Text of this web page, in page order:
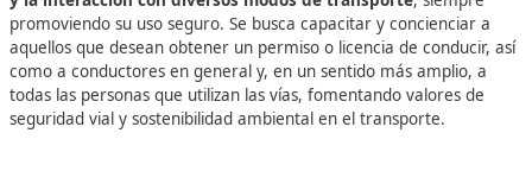
en materia vial
Instructor en cursos sobre el transporte de
peligrosas
Director de instituciones dedicadas a la formación